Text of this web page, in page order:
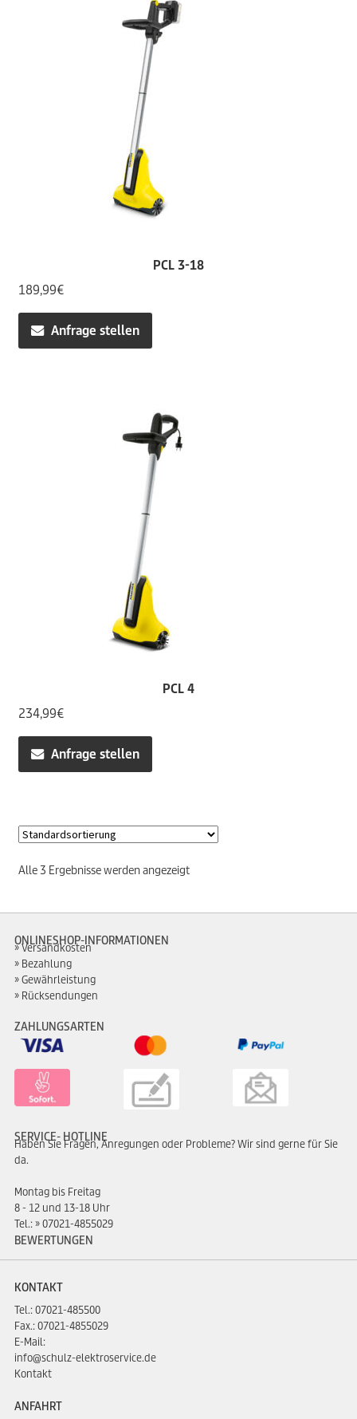
PCL 3-18
189,99€
Anfrage stellen
PCL 4
234,99€
Anfrage stellen
Alle 3 Ergebnisse werden angezeigt
ONLINESHOP-INFORMATIONEN
Versandkosten
Bezahlung
Gewährleistung
Rücksendungen
ZAHLUNGSARTEN
SERVICE- HOTLINE
Haben Sie Fragen, Anregungen oder Probleme? Wir sind gerne für Sie
da.
Montag bis Freitag
8 - 12 und 13-18 Uhr
Tel.: 07021-4855029
BEWERTUNGEN
KONTAKT
Tel.:07021-485500
Fax.: 07021-4855029
E-Mail:
info@schulz-elektroservice.de
Kontakt
ANFAHRT